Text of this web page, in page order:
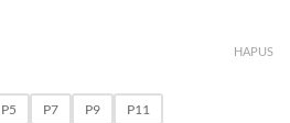
P5 P7 P9 P11
HAPUS